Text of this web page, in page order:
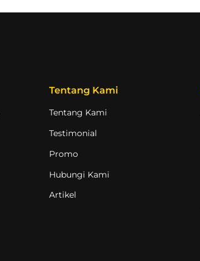
Tentang Kami
Tentang Kami
Testimonial
Promo
Hubungi Kami
Artikel